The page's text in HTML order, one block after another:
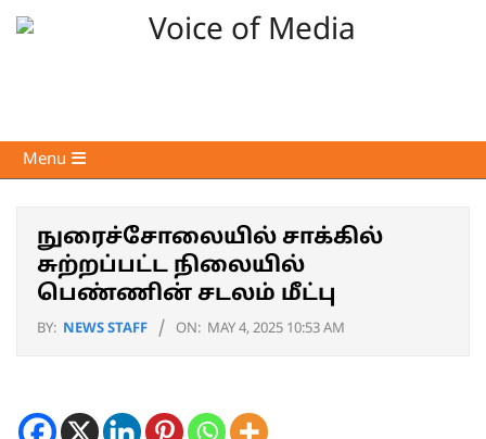
Skip
Voice
of
Primary
Navigation
Menu
நுரைச்சோலையில் சாக்கில்
சுற்றப்பட்ட நிலையில்
பெண்ணின் சடலம் மீட்பு
BY: NEWS STAFF ON: MAY 4, 2025 10:53 AM